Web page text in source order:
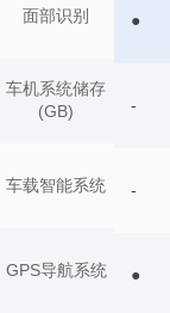
面部识别
车机系统储存
(GB)
车载智能系统
GPS导航系统
●
-
-
●